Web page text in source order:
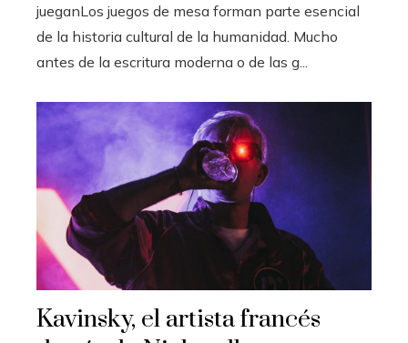
jueganLos juegos de mesa forman parte esencial
de la historia cultural de la humanidad. Mucho
antes de la escritura moderna o de las g...
Kavinsky, el artista francés